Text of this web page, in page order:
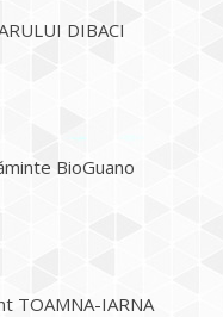
DIBACI
BioGuano
TOAMNA-IARNA